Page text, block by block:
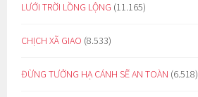
LƯỚI TRỜI LỒNG LỘNG (11.165)
CHỊCH XÃ GIAO (8.533)
ĐỪNG TƯỞNG HẠ CÁNH SẼ AN TOÀN (6.518)